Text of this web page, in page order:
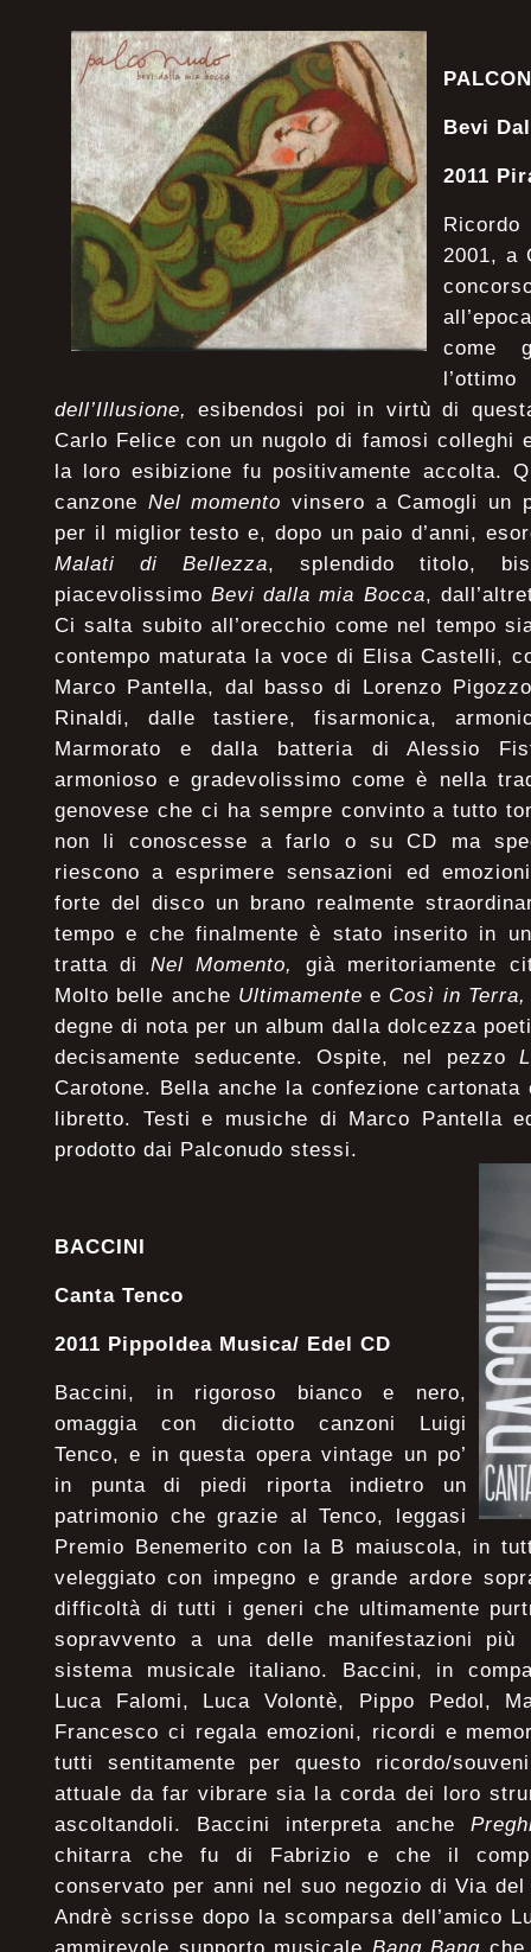
Bevi
2011
2001, a
come
dell’Illusione, esibendosi poi in virtù di
Carlo Felice con un nugolo di famosi colleghi
la loro esibizione fu positivamente accolta.
canzone Nel momento vinsero a Camogli un
per il miglior testo e, dopo un paio d’anni,
Malati di Bellezza, splendido titolo,
piacevolissimoBevi dalla mia Bocca,
Ci salta subito all’orecchio come nel tempo
contempo maturata la voce di Elisa Castelli,
Marco Pantella, dal basso di Lorenzo
Rinaldi, dalle tastiere, fisarmonica,
Marmorato e dalla batteria di Alessio
armonioso e gradevolissimo come è nella
genovese che ci ha sempre convinto a tutto
non li conoscesse a farlo o su CD ma
riescono a esprimere sensazioni ed
forte del disco un brano realmente
tempo e che finalmente è stato inserito in
tratta di Nel Momento,
già meritoriamente
Molto belle anche Ultimamente e Così in Terra,
degne di nota per un album dalla dolcezza
decisamente seducente. Ospite, nel pezzo
Carotone. Bella anche la confezione
libretto. Testi e musiche di Marco Pantella
prodotto dai Palconudo stessi.
BACCINI
Canta Tenco
2011 PippoIdea Musica/ Edel CD
Baccini, in rigoroso bianco e nero,
omaggia con diciotto canzoni Luigi
Tenco, e in questa opera vintage un po’
in punta di piedi riporta indietro un
patrimonio che grazie al Tenco, leggasi
Premio Benemerito con la B maiuscola, in
veleggiato con impegno e grande ardore
difficoltà di tutti i generi che ultimamente
sopravvento a una delle manifestazioni
sistema musicale italiano. Baccini, in
Luca Falomi, Luca Volontè, Pippo Pedol,
Francesco ci regala emozioni, ricordi e
tutti sentitamente per questo ricordo/
attuale da far vibrare sia la corda dei loro
ascoltandoli. Baccini interpreta anche
chitarra che fu di Fabrizio e che il
conservato per anni nel suo negozio di Via
Andrè scrisse dopo la scomparsa dell’amico
ammirevole supporto musicale Bang Bang